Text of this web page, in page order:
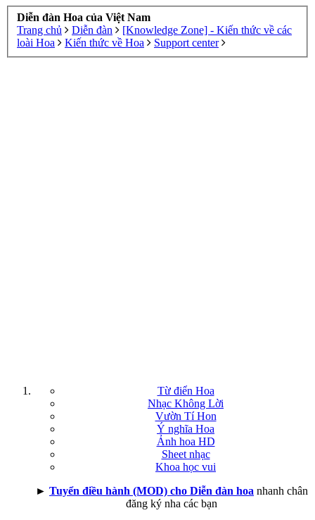
Diễn đàn Hoa của Việt Nam
Trang chủ
Diễn đàn
[Knowledge Zone] - Kiến thức về các
loài Hoa
Kiến thức về Hoa Support center
Từ điển Hoa
Nhạc Không Lời
Vườn Tí Hon
Ý nghĩa Hoa
Ảnh hoa HD
Sheet nhạc
Khoa học vui
► Tuyển điều hành (MOD) cho Diễn đàn hoa nhanh chân
đăng ký nha các bạn